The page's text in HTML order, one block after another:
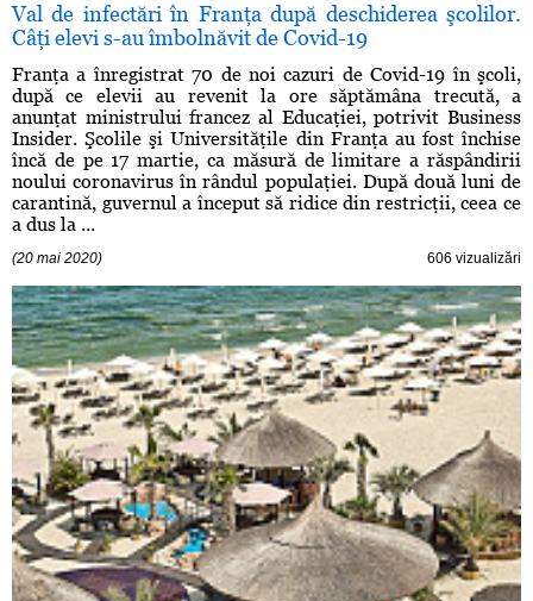
Val de infectări în Franţa după deschiderea şcolilor.
Câţi elevi s-au îmbolnăvit de Covid-19
Franţa a înregistrat 70 de noi cazuri de Covid-19 în şcoli,
după ce elevii au revenit la ore săptămâna trecută, a
anunţat ministrului francez al Educaţiei, potrivit Business
Insider. Şcolile şi Universităţile din Franţa au fost închise
încă de pe 17 martie, ca măsură de limitare a răspândirii
noului coronavirus în rândul populaţiei. După două luni de
carantină, guvernul a început să ridice din restricţii, ceea ce
a dus la ...
(20 mai 2020) 606 vizualizări